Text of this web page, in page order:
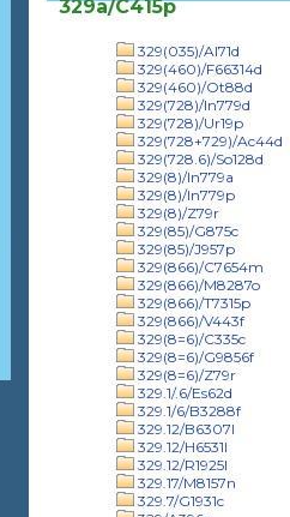
329a/C415p
329(035)/Al71d
329(460)/F66314d
329(460)/Ot88d
329(728)/In779d
329(728)/Ur19p
329(728+729)/Ac44d
329(728.6)/So128d
329(8)/In779a
329(8)/In779p
329(8)/Z79r
329(85)/G875c
329(85)/J957p
329(866)/C7654m
329(866)/M8287o
329(866)/T7315p
329(866)/V443f
329(8=6)/C335c
329(8=6)/G9856f
329(8=6)/Z79r
329.1/.6/Es62d
329.1/6/B3288f
329.12/B6307l
329.12/H6531l
329.12/R1925l
329.17/M8157n
329.7/G1931c